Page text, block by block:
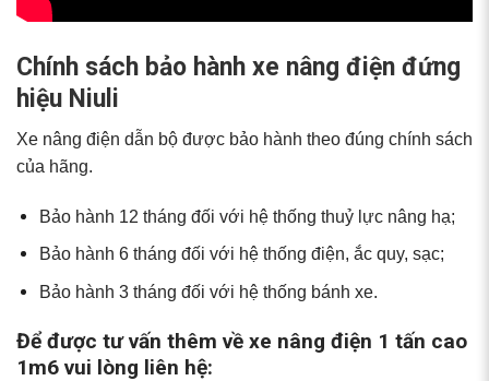
Chính sách bảo hành xe nâng điện đứng
hiệu Niuli
Xe nâng điện dẫn bộ được bảo hành theo đúng chính sách
của hãng.
Bảo hành 12 tháng đối với hệ thống thuỷ lực nâng hạ;
Bảo hành 6 tháng đối với hệ thống điện, ắc quy, sạc;
Bảo hành 3 tháng đối với hệ thống bánh xe.
Để được tư vấn thêm về xe nâng điện 1 tấn cao
1m6 vui lòng liên hệ: